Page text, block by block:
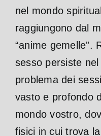
nel mondo
raggiungono dal
“anime gemelle”.
sesso persiste
problema dei
vasto e profondo
mondo vostro,
fisici in cui trova